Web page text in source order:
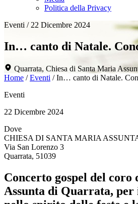
Politica della Privacy
Eventi / 22 Dicembre 2024
In… canto di Natale.
Quarrata, Chiesa di Santa Maria
Home /Eventi /In… canto di Natale.
Eventi
22 Dicembre 2024
Dove
CHIESA DI SANTA MARIA
Via San Lorenzo 3
Quarrata, 51039
Concerto gospel del
Assunta di Quarrata, per